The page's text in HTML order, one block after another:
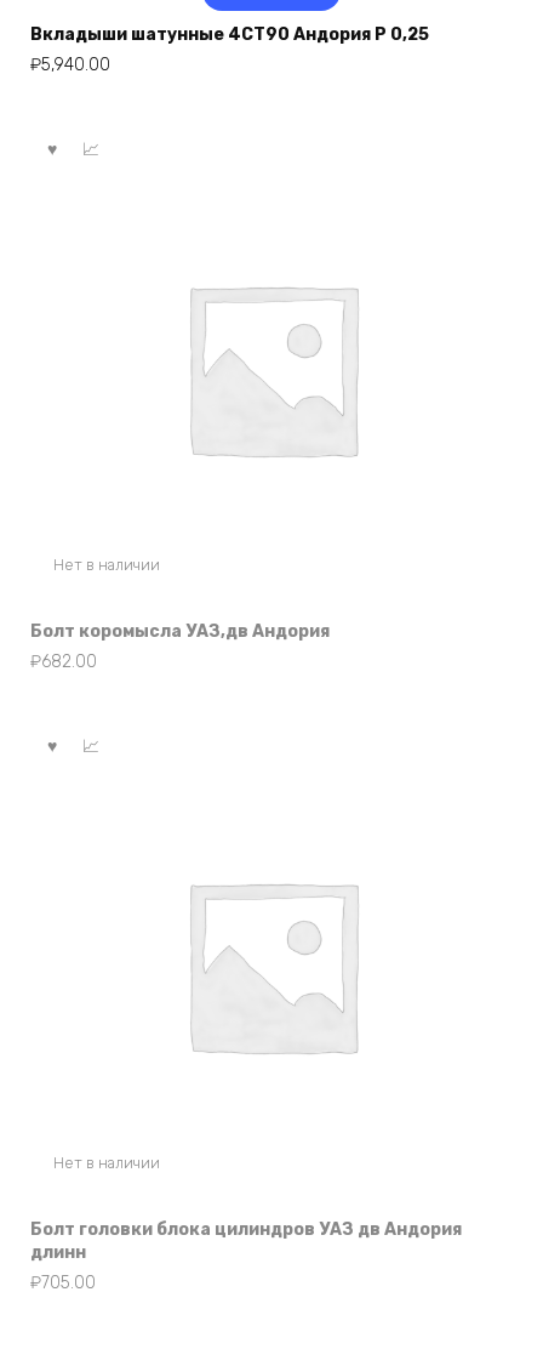
Вкладыши шатунные 4СТ90 Андория Р 0,25
₽5,940.00
Нет в наличии
Болт коромысла УАЗ,дв Андория
₽682.00
Нет в наличии
Болт головки блока цилиндров УАЗ дв Андория
длинн
₽705.00